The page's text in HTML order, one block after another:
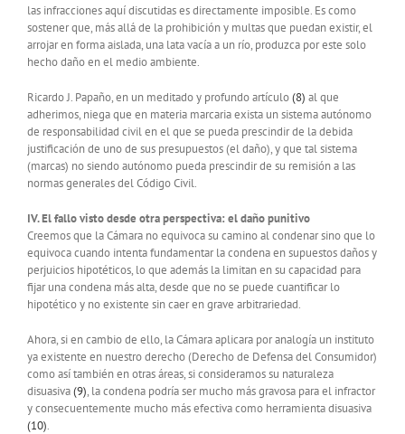
las infracciones aquí discutidas es directamente imposible. Es como
sostener que, más allá de la prohibición y multas que puedan existir, el
arrojar en forma aislada, una lata vacía a un río, produzca por este solo
hecho daño en el medio ambiente.
Ricardo J. Papaño, en un meditado y profundo artículo(8) al que
adherimos, niega que en materia marcaria exista un sistema autónomo
de responsabilidad civil en el que se pueda prescindir de la debida
justificación de uno de sus presupuestos (el daño), y que tal sistema
(marcas) no siendo autónomo pueda prescindir de su remisión a las
normas generales del Código Civil.
IV. El fallo visto desde otra perspectiva: el daño punitivo
Creemos que la Cámara no equivoca su camino al condenar sino que lo
equivoca cuando intenta fundamentar la condena en supuestos daños y
perjuicios hipotéticos, lo que además la limitan en su capacidad para
fijar una condena más alta, desde que no se puede cuantificar lo
hipotético y no existente sin caer en grave arbitrariedad.
Ahora, si en cambio de ello, la Cámara aplicara por analogía un instituto
ya existente en nuestro derecho (Derecho de Defensa del Consumidor)
como así también en otras áreas, si consideramos su naturaleza
disuasiva(9), la condena podría ser mucho más gravosa para el infractor
y consecuentemente mucho más efectiva como herramienta disuasiva
(10).